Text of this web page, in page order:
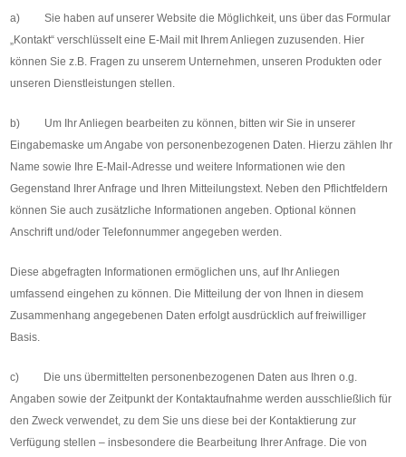
a) Sie haben auf unserer Website die Möglichkeit, uns über das Formular
„Kontakt“ verschlüsselt eine E-Mail mit Ihrem Anliegen zuzusenden. Hier
können Sie z.B. Fragen zu unserem Unternehmen, unseren Produkten oder
unseren Dienstleistungen stellen.
b) Um Ihr Anliegen bearbeiten zu können, bitten wir Sie in unserer
Eingabemaske um Angabe von personenbezogenen Daten. Hierzu zählen Ihr
Name sowie Ihre E-Mail-Adresse und weitere Informationen wie den
Gegenstand Ihrer Anfrage und Ihren Mitteilungstext. Neben den Pflichtfeldern
können Sie auch zusätzliche Informationen angeben. Optional können
Anschrift und/oder Telefonnummer angegeben werden.
Diese abgefragten Informationen ermöglichen uns, auf Ihr Anliegen
umfassend eingehen zu können. Die Mitteilung der von Ihnen in diesem
Zusammenhang angegebenen Daten erfolgt ausdrücklich auf freiwilliger
Basis.
c) Die uns übermittelten personenbezogenen Daten aus Ihren o.g.
Angaben sowie der Zeitpunkt der Kontaktaufnahme werden ausschließlich für
den Zweck verwendet, zu dem Sie uns diese bei der Kontaktierung zur
Verfügung stellen – insbesondere die Bearbeitung Ihrer Anfrage. Die von